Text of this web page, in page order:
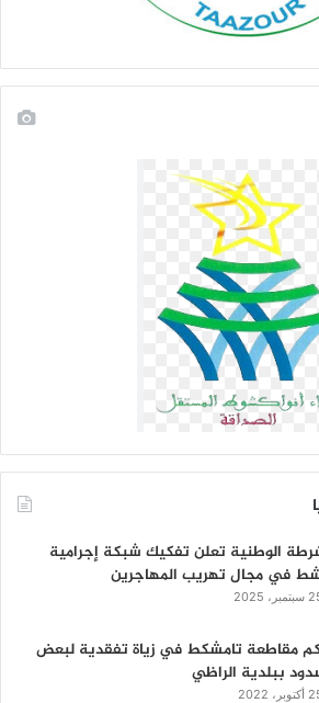
الوطنية تعلن تفكيك شبكة إجرامية
في مجال تهريب المهاجرين
2025
مقاطعة تامشكط في زياة تفقدية لبعض
ببلدية الراظي
2022